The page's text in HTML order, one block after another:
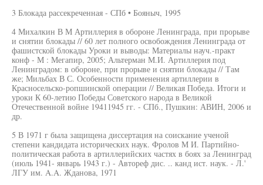
3 Блокада рассекреченная - СПб • Бояныч, 1995
4 Михалкин В М Артиллерия в обороне Ленинграда, при прорыве
и снятии блокады // 60 лет полного освобождения Ленинграда от
фашистской блокады Уроки и выводы: Материалы науч.-практ
конф - М : Мегапир, 2005; Альтерман М.И. Артиллерия под
Ленинградом: в обороне, при прорыве и снятии блокады // Там
же; Мильбах В С. Особенности применения артиллерии в
Красносельско-ропшинской операции // Великая Победа. Итоги и
уроки К 60-летию Победы Советского народа в Великой
Отечественной войне 19411945 гг. - СПб., Пушкин: АВИН, 2006 и
др.
5 В 1971 г была защищена диссертация на соискание ученой
степени кандидата исторических наук. Фролов М И. Партийно-
политическая работа в артиллерийских частях в боях за Ленинград
(июль 1941- январь 1943 г.) - Автореф дис. .. канд ист. наук. - Л.'
ЛГУ им. A.A. Жданова, 1971